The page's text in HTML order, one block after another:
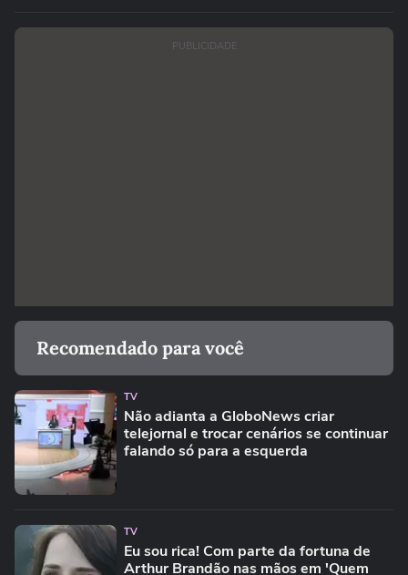
PUBLICIDADE
Recomendado para você
TV
Não adianta a GloboNews criar
telejornal e trocar cenários se continuar
falando só para a esquerda
TV
Eu sou rica! Com parte da fortuna de
Arthur Brandão nas mãos em 'Quem